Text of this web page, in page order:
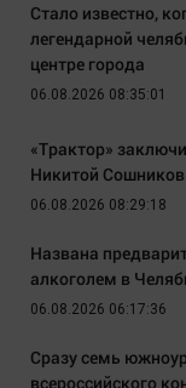
Стало известно,
легендарной
центре города
06.08.2026 08:35:01
«Трактор»
Никитой
06.08.2026 08:29:18
Названа
алкоголем в
06.08.2026 06:17:36
Сразу семь
всероссийского